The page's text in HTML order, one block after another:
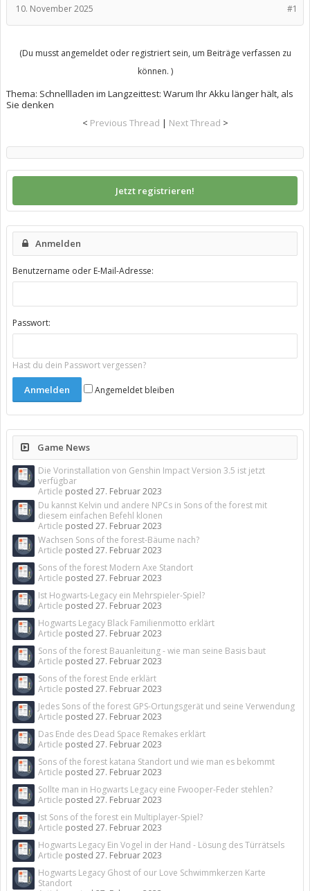
#1
10. November 2025
(Du musst angemeldet oder registriert sein, um Beiträge verfassen zu
können. )
Thema: Schnellladen im Langzeittest: Warum Ihr Akku länger hält, als
Sie denken
< Previous Thread | Next Thread >
Jetzt registrieren!
Anmelden
Benutzername oder E-Mail-Adresse:
Passwort:
Hast du dein Passwort vergessen?
Angemeldet bleiben
Game News
Die Vorinstallation von Genshin Impact Version 3.5 ist jetzt
verfügbar
Article posted 27. Februar 2023
Du kannst Kelvin und andere NPCs in Sons of the forest mit
diesem einfachen Befehl klonen
Article posted 27. Februar 2023
Wachsen Sons of the forest-Bäume nach?
Article posted 27. Februar 2023
Sons of the forest Modern Axe Standort
Article posted 27. Februar 2023
Ist Hogwarts-Legacy ein Mehrspieler-Spiel?
Article posted 27. Februar 2023
Hogwarts Legacy Black Familienmotto erklärt
Article posted 27. Februar 2023
Sons of the forest Bauanleitung - wie man seine Basis baut
Article posted 27. Februar 2023
Sons of the forest Ende erklärt
Article posted 27. Februar 2023
Jedes Sons of the forest GPS-Ortungsgerät und seine Verwendung
Article posted 27. Februar 2023
Das Ende des Dead Space Remakes erklärt
Article posted 27. Februar 2023
Sons of the forest katana Standort und wie man es bekommt
Article posted 27. Februar 2023
Sollte man in Hogwarts Legacy eine Fwooper-Feder stehlen?
Article posted 27. Februar 2023
Ist Sons of the forest ein Multiplayer-Spiel?
Article posted 27. Februar 2023
Hogwarts Legacy Ein Vogel in der Hand - Lösung des Türrätsels
Article posted 27. Februar 2023
Hogwarts Legacy Ghost of our Love Schwimmkerzen Karte
Standort